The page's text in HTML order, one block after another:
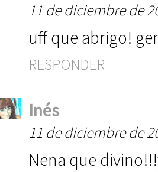
11 de diciembre de
uff que abrigo!
RESPONDER
Inés
11 de diciembre de
Nena que